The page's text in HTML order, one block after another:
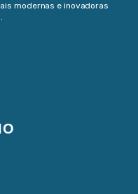
modernas e inovadoras